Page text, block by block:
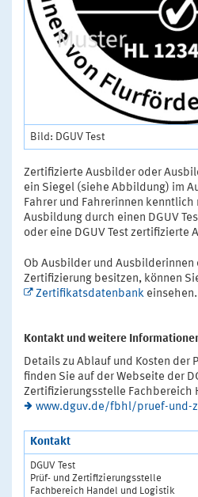
Bild: DGUV Test
Zertifizierte Ausbilder oder
ein Siegel (siehe Abbildung) im
Fahrer und Fahrerinnen kenntlich
Ausbildung durch einen DGUV
oder eine DGUV Test zertifizierte
Ob Ausbilder und Ausbilderinnen
Zertifizierung besitzen, können
Zertifikatsdatenbank einsehen.
Kontakt und weitere
Details zu Ablauf und Kosten der
finden Sie auf der Webseite der
Zertifizierungsstelle Fachbereich
www.dguv.de/fbhl/pruef-und-
Kontakt
DGUV Test
Prüf- und Zertifizierungsstelle
Fachbereich Handel und Logistik